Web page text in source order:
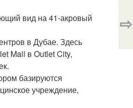
вид на 41-акровый
в Дубае. Здесь
Mall в Outlet City,
базируются
учреждение,
⇨